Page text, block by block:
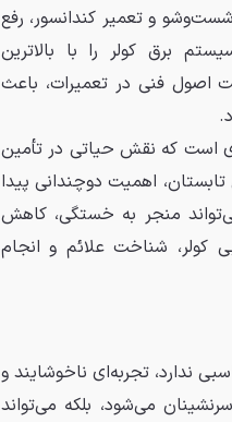
و تعمیر کندانسور، رفع
برق کولر را با بالاترین
اصول فنی در تعمیرات، باعث
است که نقش حیاتی در تأمین
اهمیت دوچندانی پیدا
منجر به خستگی، کاهش
کولر، شناخت علائم و انجام
ندارد، تجربه‌ای ناخوشایند و
می‌شود، بلکه می‌تواند